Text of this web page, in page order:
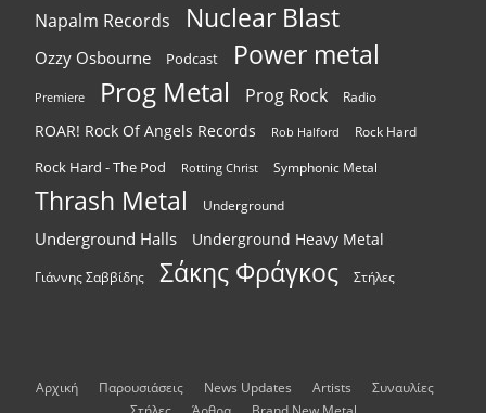
Napalm Records Nuclear Blast
Ozzy Osbourne Podcast Power metal
Premiere Prog Metal Prog Rock Radio
ROAR! Rock Of Angels Records Rob Halford Rock Hard
Rock Hard - The Pod Rotting Christ Symphonic Metal
Thrash Metal Underground
Underground Halls Underground Heavy Metal
Γιάννης Σαββίδης Σάκης Φράγκος Στήλες
Αρχική Παρουσιάσεις News Updates Artists
Συναυλίες